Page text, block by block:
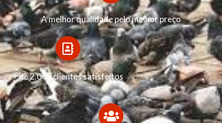
A melhor qualidade pelo melhor preço
+ de 2.000 clientes satisfeitos